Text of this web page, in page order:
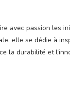
avec passion les
elle se dédie à
la durabilité et